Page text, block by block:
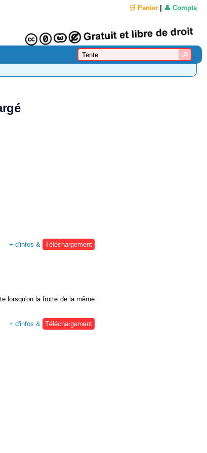
🛒 Panier 👤 Compte
+ d'infos &
Téléchargement
lorsqu'on la frotte de la même
+ d'infos &
Téléchargement